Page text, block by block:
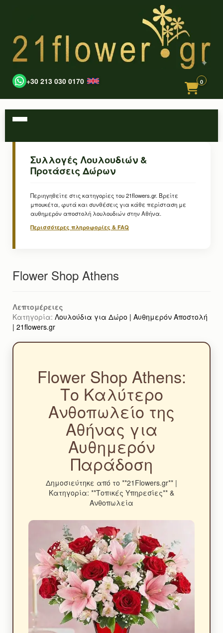
+30 213 030 0170 0
Συλλογές Λουλουδιών &
Προτάσεις Δώρων
Περιηγηθείτε στις κατηγορίες του 21flowers.gr. Βρείτε
μπουκέτα, φυτά και συνθέσεις για κάθε περίσταση με
αυθημερόν αποστολή λουλουδιών στην Αθήνα.
Περισσότερες πληροφορίες & FAQ
Flower Shop Athens
Λεπτομέρειες
Κατηγορία: Λουλούδια για Δώρο | Αυθημερόν Αποστολή
| 21flowers.gr
Flower Shop Athens:
Το Καλύτερο
Ανθοπωλείο της
Αθήνας για
Αυθημερόν
Παράδοση
Δημοσιεύτηκε από το **21Flowers.gr** |
Κατηγορία: **Τοπικές Υπηρεσίες** &
Ανθοπωλεία